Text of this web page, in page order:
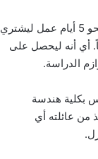
من النوع الرديء بسعر 200 ألف ليرة، وإلى نحو 5 أيام عمل ليشتري
من البالة أيضاً. أي أنه ليحصل على
الدراسة.
بكلية هندسة
من عائلته أي